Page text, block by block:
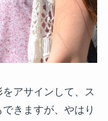
アサインして、ス
きますが、やはり